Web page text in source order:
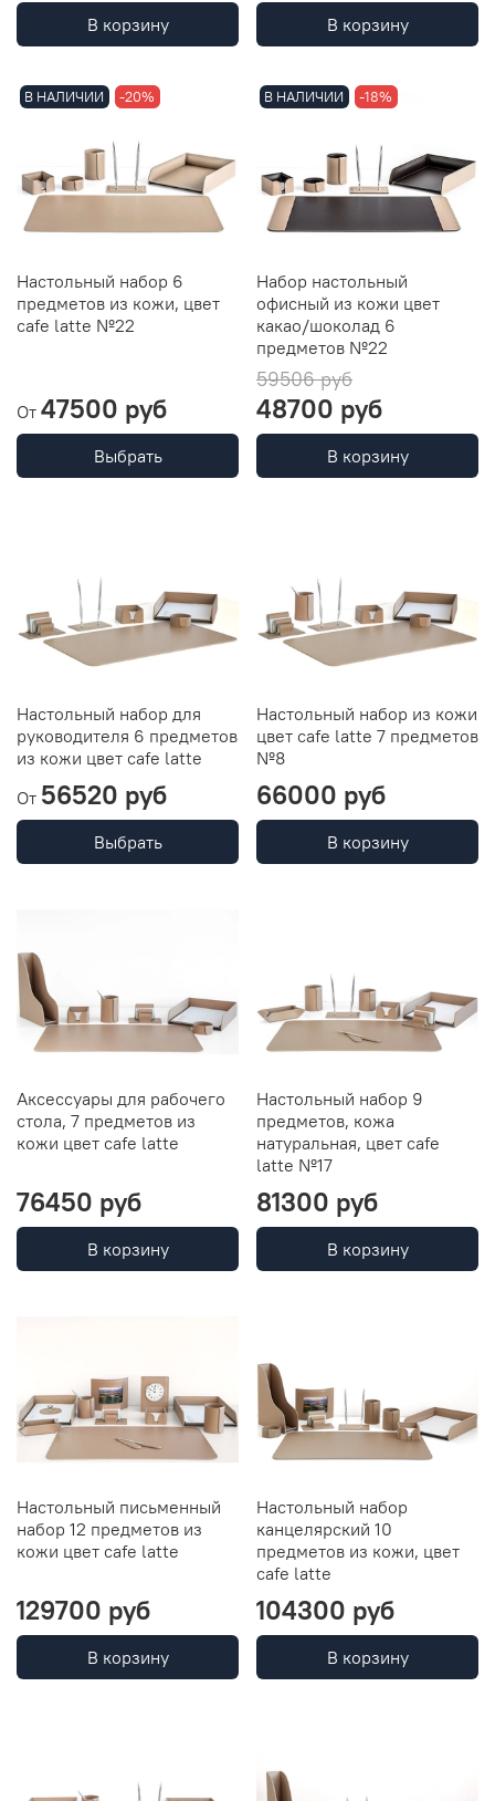
В корзину В корзину
В НАЛИЧИИ -20%
Настольный набор 6
предметов из кожи, цвет
cafe latte №22
От 47500 руб
Выбрать
В НАЛИЧИИ -18%
Набор настольный
офисный из кожи цвет
какао/шоколад 6
предметов №22
59506 руб
48700 руб
В корзину
Настольный набор для
руководителя 6 предметов
из кожи цвет cafe latte
От 56520 руб
Выбрать
Настольный набор из кожи
цвет cafe latte 7 предметов
№8
66000 руб
В корзину
Аксессуары для рабочего
стола, 7 предметов из
кожи цвет cafe latte
76450 руб
В корзину
Настольный набор 9
предметов, кожа
натуральная, цвет cafe
latte №17
81300 руб
В корзину
Настольный письменный
набор 12 предметов из
кожи цвет cafe latte
129700 руб
В корзину
Настольный набор
канцелярский 10
предметов из кожи, цвет
cafe latte
104300 руб
В корзину